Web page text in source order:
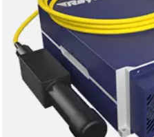
Mẫu
Công suất
Có thể chọn đánh dấu UV và
nhau